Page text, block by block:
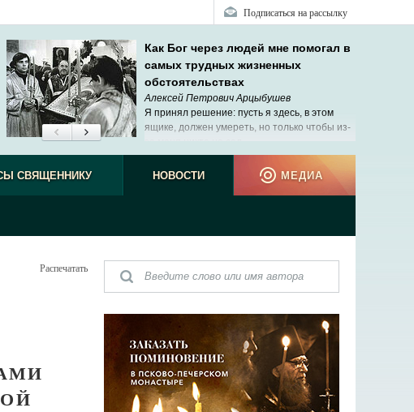
Подписаться на рассылку
Как Бог через людей мне помогал в
самых трудных жизненных
обстоятельствах
Алексей Петрович Арцыбушев
Я принял решение: пусть я здесь, в этом
ящике, должен умереть, но только чтобы из-
СВЯЩЕННИКУ НОВОСТИ МЕДИА
Распечатать